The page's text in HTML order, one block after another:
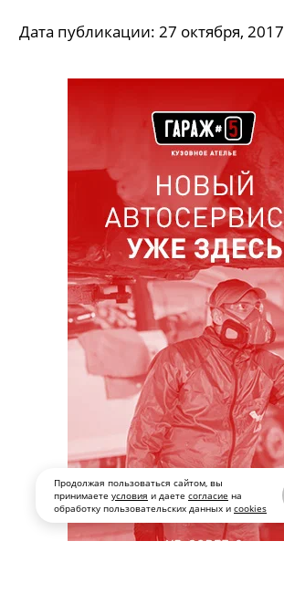
Продолжая пользоваться сайтом, вы
принимаете условия и даете согласие на
обработку пользовательских данных и cookies
Дата публикации: 27 октября, 2017